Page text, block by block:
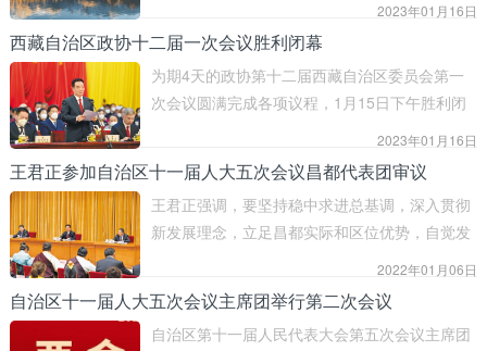
2023年01月16日
西藏自治区政协十二届一次会议胜利闭幕
为期4天的政协第十二届西藏自治区委员会第一
次会议圆满完成各项议程，1月15日下午胜利闭
2023年01月16日
王君正参加自治区十一届人大五次会议昌都代表团审议
王君正强调，要坚持稳中求进总基调，深入贯彻
新发展理念，立足昌都实际和区位优势，自觉发
挥好昌都在全区经济社会发展中的支撑和辐射作
划，打造区域经济发展新亮点，不断开创各项工
作新局面，在推进长治久安和高质量发展中走在
2022年01月06日
自治区十一届人大五次会议主席团举行第二次会议
自治区第十一届人民代表大会第五次会议主席团